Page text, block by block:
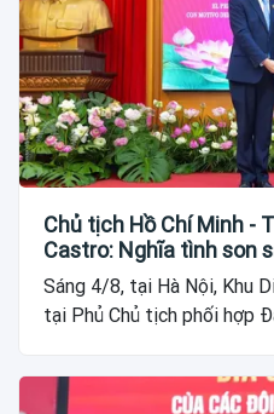
Chủ tịch Hồ Chí Minh -
Castro: Nghĩa tình son
Sáng 4/8, tại Hà Nội, Khu
tại Phủ Chủ tịch phối hợp